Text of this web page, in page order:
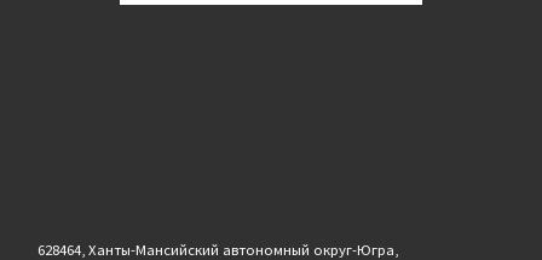
628464, Ханты-Мансийский автономный округ-Югра,